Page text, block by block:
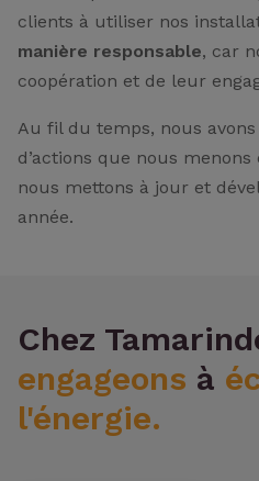
clients à utiliser nos
manière responsable, car
coopération et de leur
Au fil du temps, nous
d’actions que nous
nous mettons à jour et
année.
Chez
engageons à
l'énergie.